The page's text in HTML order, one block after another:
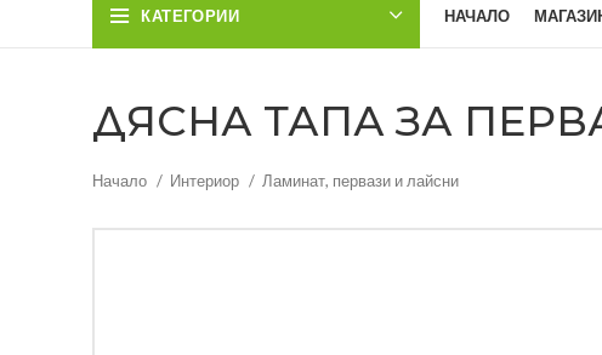
КАТЕГОРИИ НАЧАЛО
ДЯСНА ТАПА ЗА
Начало Интериор Ламинат, первази и лайсни